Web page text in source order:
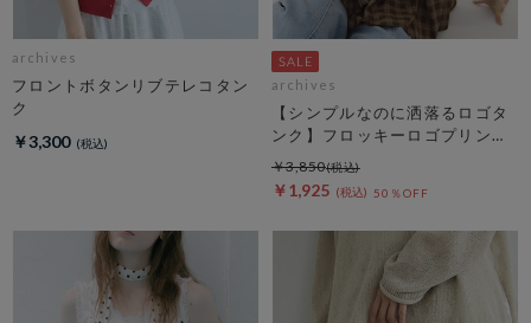
archives
フロントボタンリブテレコタン
ク
￥3,300
archives
【シンプルなのに洒落るロゴタ
ンク】フロッキーロゴプリント
タンク
￥1,925 50％OFF
￥3,850